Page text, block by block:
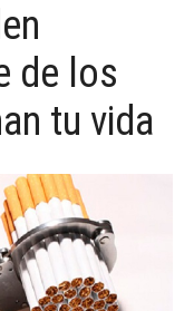
de los
tu vida